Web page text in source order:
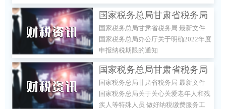
期“无废城市”建设工作方
案》的通知
的通知
国家税务总局甘肃省税务局
最新文件 国家税务总局办公
厅关于明确2022年度申报纳
税期限的通知
国家税务总局甘肃省税务局 最新文件
国家税务总局办公厅关于明确2022年度
申报纳税期限的通知
国家税务总局甘肃省税务局
最新文件 国家税务总局关于
关心关爱老年人和残疾人等
国家税务总局甘肃省税务局 最新文件
国家税务总局关于关心关爱老年人和残
疾人等特殊人员 做好纳税缴费服务工